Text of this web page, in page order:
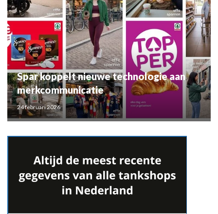
Spar koppelt nieuwe technologie aan
merkcommunicatie
24 februari 2026